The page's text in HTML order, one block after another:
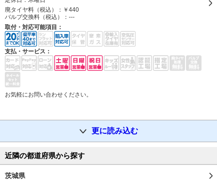
廃タイヤ料（税込）： ￥440
バルブ交換料（税込）： ---
取付・対応可能項目：
支払・サービス：
お気軽にお問い合わせください。
更に読み込む
近隣の都道府県から探す
茨城県